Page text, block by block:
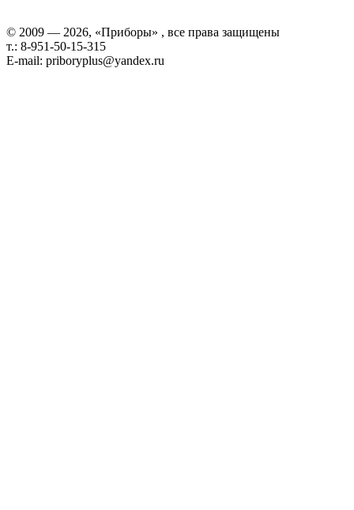
© 2009 — 2026, «Приборы» , все права защищены
т.: 8-951-50-15-315
E-mail: priboryplus@yandex.ru